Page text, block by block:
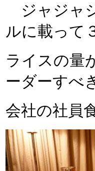
ジャジャ
ルに載って
ライスの量
ーダーすべ
会社の社員